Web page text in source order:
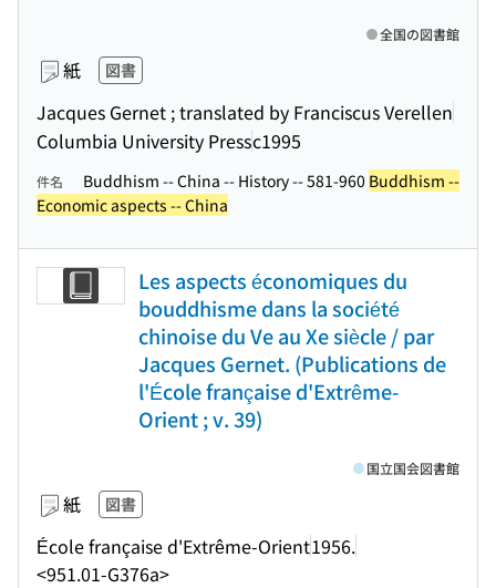
紙 図書
Jacques Gernet ; translated by Franciscus Verellen
Columbia University Pressc1995
全国の図書館
件名 Buddhism -- China -- History -- 581-960 Buddhism --
Economic aspects -- China
Les aspects économiques du
bouddhisme dans la société
chinoise du Ve au Xe siècle / par
Jacques Gernet. (Publications de
l'École française d'Extrême-
Orient ; v. 39)
紙 図書
École française d'Extrême-Orient1956.
<951.01-G376a>
国立国会図書館